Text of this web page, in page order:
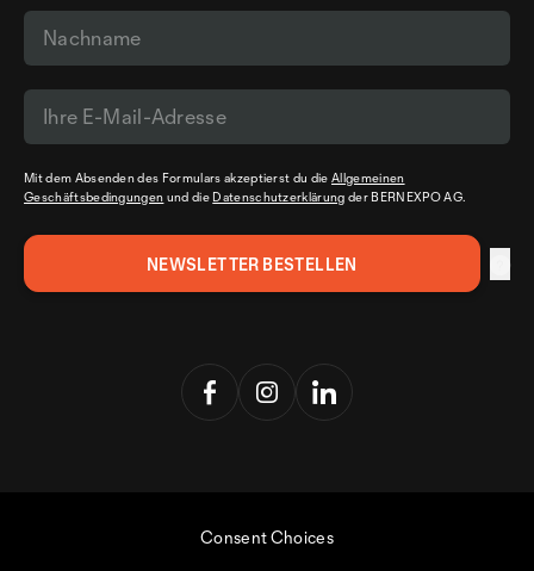
Mit dem Absenden des Formulars akzeptierst du dieAllgemeinen
Geschäftsbedingungen und die Datenschutzerklärung der BERNEXPO AG.
Consent Choices